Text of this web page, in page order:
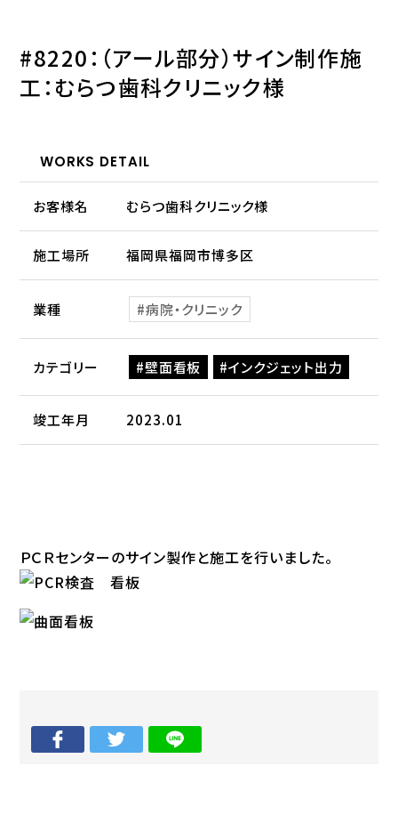
#8220：（アール部分）サイン制作施
工：むらつ歯科クリニック様
WORKS DETAIL
お客様名 むらつ歯科クリニック様
施工場所 福岡県福岡市博多区
業種 病院・クリニック
カテゴリー 壁面看板 インクジェット出力
竣工年月 2023.01
ＰＣＲセンターのサイン製作と施工を行いました。